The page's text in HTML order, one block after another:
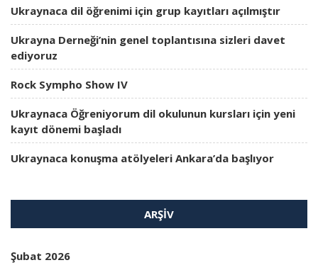
Ukraynaca dil öğrenimi için grup kayıtları açılmıştır
Ukrayna Derneği’nin genel toplantısına sizleri davet
ediyoruz
Rock Sympho Show IV
Ukraynaca Öğreniyorum dil okulunun kursları için yeni
kayıt dönemi başladı
Ukraynaca konuşma atölyeleri Ankara’da başlıyor
ARŞIV
Şubat 2026